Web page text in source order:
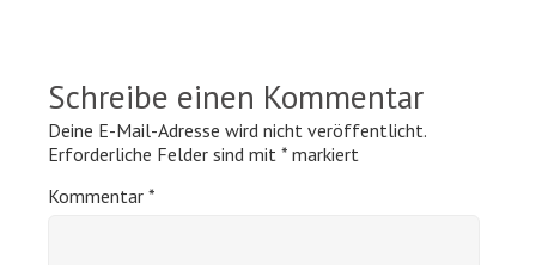
Schreibe einen Kommentar
Deine E-Mail-Adresse wird nicht veröffentlicht.
Erforderliche Felder sind mit * markiert
Kommentar *